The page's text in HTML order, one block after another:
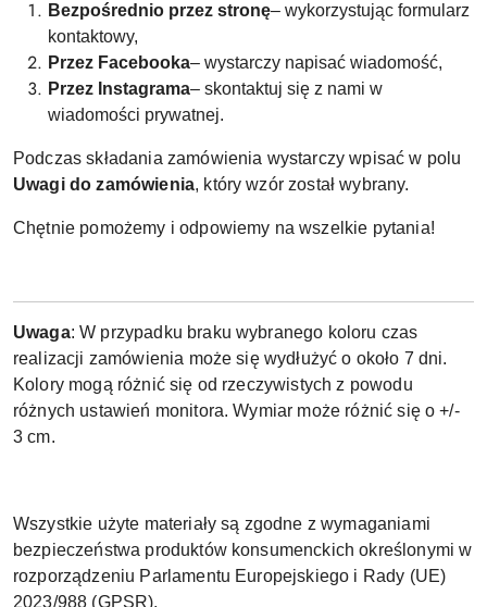
Bezpośrednio przez stronę– wykorzystując formularz
kontaktowy,
Przez Facebooka– wystarczy napisać wiadomość,
Przez Instagrama– skontaktuj się z nami w
wiadomości prywatnej.
Podczas składania zamówienia wystarczy wpisać w polu
Uwagi do zamówienia, który wzór został wybrany.
Chętnie pomożemy i odpowiemy na wszelkie pytania!
Uwaga: W przypadku braku wybranego koloru czas
realizacji zamówienia może się wydłużyć o około 7 dni.
Kolory mogą różnić się od rzeczywistych z powodu
różnych ustawień monitora. Wymiar może różnić się o +/-
3 cm.
Wszystkie użyte materiały są zgodne z wymaganiami
bezpieczeństwa produktów konsumenckich określonymi w
rozporządzeniu Parlamentu Europejskiego i Rady (UE)
2023/988 (GPSR).